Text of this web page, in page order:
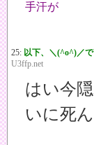
手汗が
25: 以下、＼(^o^)／
U3ffp.net
はい今
いに死